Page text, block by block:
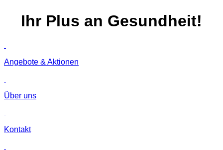
Ihr Plus an Gesundheit!
Angebote & Aktionen
Über uns
Kontakt